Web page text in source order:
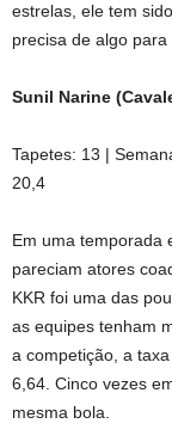
estrelas, ele tem
precisa de algo para
Sunil Narine
Tapetes: 13 |
20,4
Em uma temporada
pareciam atores
KKR foi uma das
as equipes tenham
a competição, a
6,64. Cinco vezes
mesma bola.